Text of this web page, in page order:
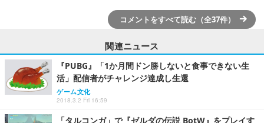
コメントをすべて読む（全37件）
関連ニュース
『PUBG』「1か月間ドン勝しないと食事できない生
活」配信者がチャレンジ達成し生還
ゲーム文化
2018.3.2 Fri 16:59
「タルコンガ」で『ゼルダの伝説 BotW』をプレイす